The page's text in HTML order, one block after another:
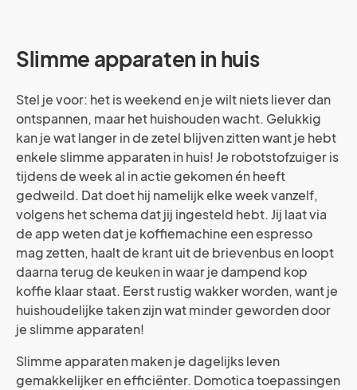
Slimme apparaten in huis
Stel je voor: het is weekend en je wilt niets liever dan
ontspannen, maar het huishouden wacht. Gelukkig
kan je wat langer in de zetel blijven zitten want je hebt
enkele slimme apparaten in huis! Je robotstofzuiger is
tijdens de week al in actie gekomen én heeft
gedweild. Dat doet hij namelijk elke week vanzelf,
volgens het schema dat jij ingesteld hebt. Jij laat via
de app weten dat je koffiemachine een espresso
mag zetten, haalt de krant uit de brievenbus en loopt
daarna terug de keuken in waar je dampend kop
koffie klaar staat. Eerst rustig wakker worden, want je
huishoudelijke taken zijn wat minder geworden door
je slimme apparaten!
Slimme apparaten maken je dagelijks leven
gemakkelijker en efficiënter. Domotica toepassingen